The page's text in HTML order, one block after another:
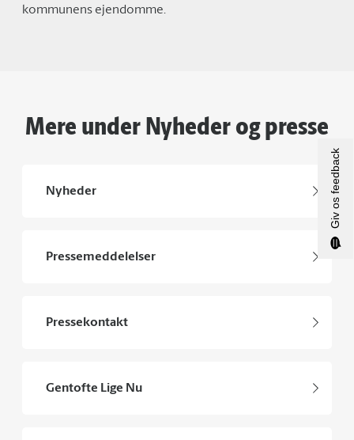
kommunens ejendomme.
Mere under Nyheder og presse
Nyheder
Pressemeddelelser
Pressekontakt
Gentofte Lige Nu
Giv os feedback